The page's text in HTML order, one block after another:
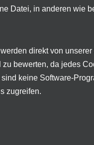
Datei, in anderen wie
direkt von
bewerten, da jedes
keine Software-
zugreifen.